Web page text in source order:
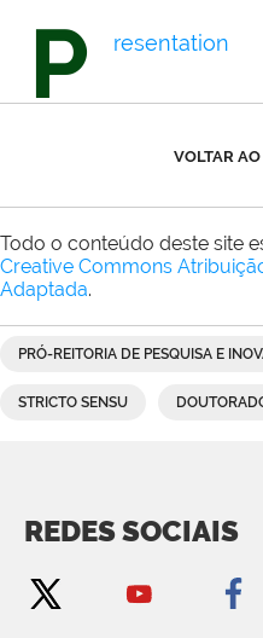
P resentation
VOLTAR
Todo o conteúdo deste site
Creative Commons
Adaptada.
PRÓ-REITORIA DE PESQUISA E
STRICTO SENSU
REDES SOCIAIS